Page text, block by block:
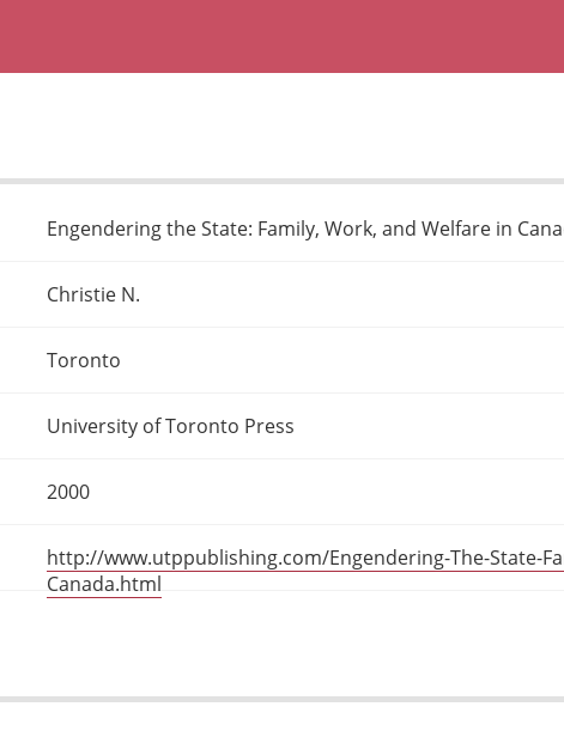
Engendering the State: Family, Work, and Welfare in
Christie N.
Toronto
University of Toronto Press
2000
http://www.utppublishing.com/Engendering-The-State-
Canada.html